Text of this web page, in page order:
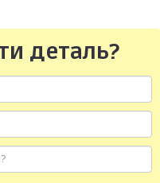
деталь?